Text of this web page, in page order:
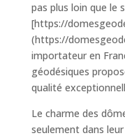
pas plus loin que le
[https://
(https://
importateur en
géodésiques
qualité
Le charme des
seulement dans